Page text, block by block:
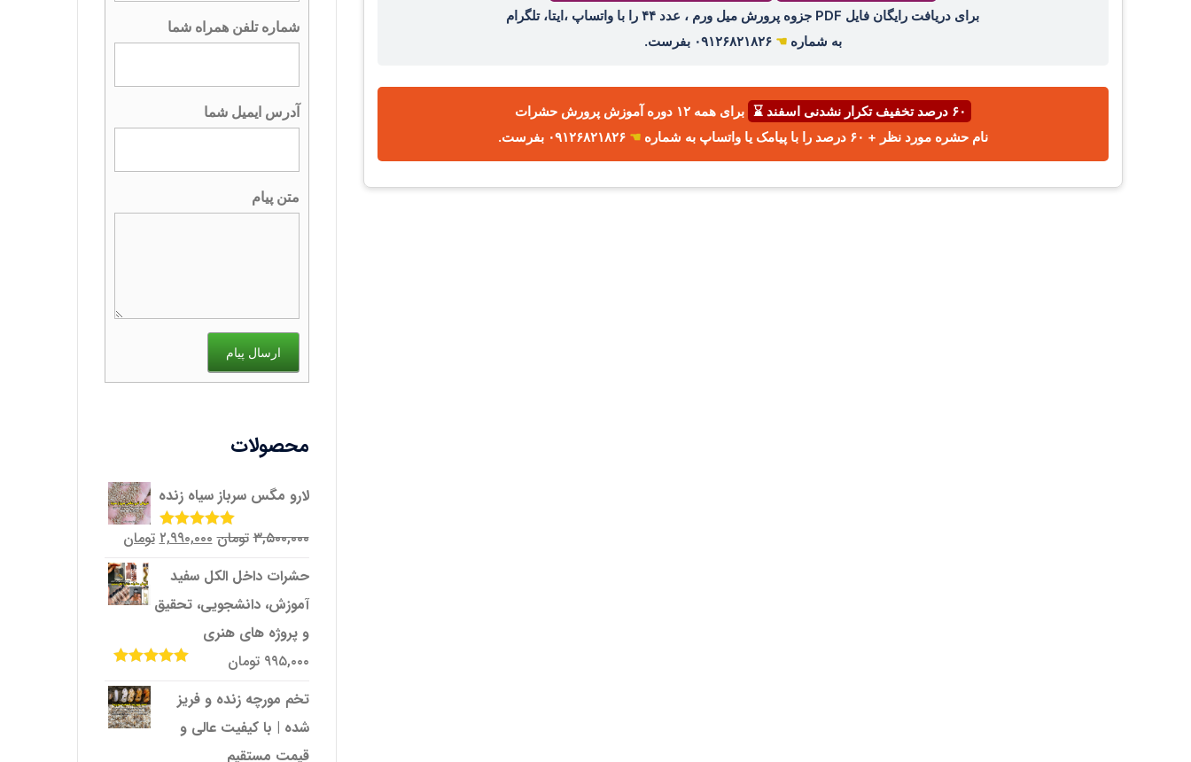
برای دریافت رایگان فایل PDF جزوه پرورش میل ورم ، عدد ۴۴ را با واتساپ ،ایتا، تلگرام
به شماره☚ ۰۹۱۲۶۸۲۱۸۲۶ بفرست.
۶۰ درصد تخفیف تکرار نشدنی اسفند ⌛
برای همه ۱۲ دوره آموزش پرورش حشرات
نام حشره مورد نظر + ۶۰ درصد را با پیامک یا واتساپ به شماره
☚ ۰۹۱۲۶۸۲۱۸۲۶ بفرست.
شماره تلفن همراه شما
آدرس ایمیل شما
متن پیام
ارسال پیام
محصولات
لارو مگس سرباز سیاه زنده
امتیاز5.00از
۳,۵۰۰,۰۰۰ تومانقیمت
اصلی
۳,۵۰۰,۰۰۰تومان
۲,۹۹۰,۰۰۰ تومان
فعلی
حشرات داخل الکل سفید
آموزش، دانشجویی، تحقیق
و پروژه‌ های هنری
۹۹۵,۰۰۰ تومان
تخم مورچه زنده و فریز
شده | با کیفیت عالی و
قیمت مستقیم